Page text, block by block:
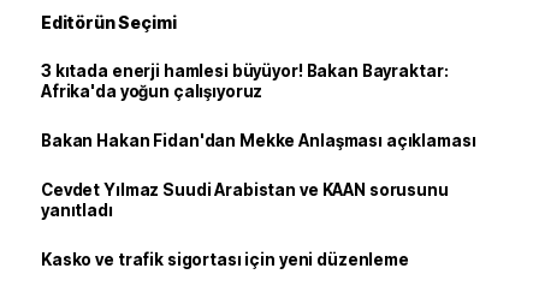
Editörün Seçimi
3 kıtada enerji hamlesi büyüyor! Bakan Bayraktar:
Afrika'da yoğun çalışıyoruz
Bakan Hakan Fidan'dan Mekke Anlaşması açıklaması
Cevdet Yılmaz Suudi Arabistan ve KAAN sorusunu
yanıtladı
Kasko ve trafik sigortası için yeni düzenleme